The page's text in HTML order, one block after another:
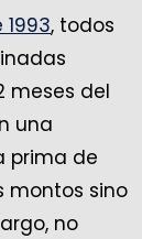
1993, todos
meses del
una
prima de
montos sino
no